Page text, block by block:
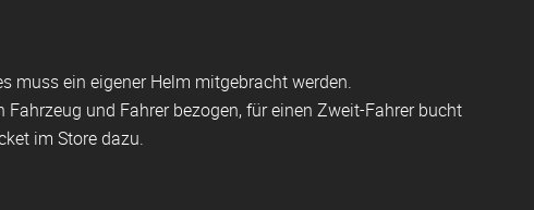
muss ein eigener Helm mitgebracht werden.
Fahrzeug und Fahrer bezogen, für einen Zweit-Fahrer bucht
im Store dazu.